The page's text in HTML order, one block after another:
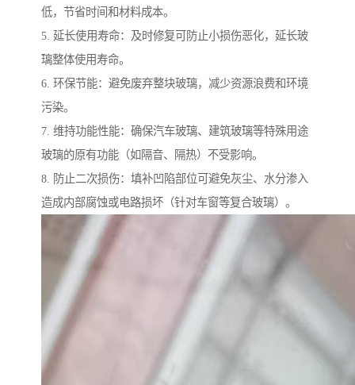
低，节省时间和材料成本。
5. 延长使用寿命：及时修复可防止小损伤恶化，延长玻
璃整体使用寿命。
6. 环保节能：避免废弃整块玻璃，减少资源浪费和环境
污染。
7. 维持功能性能：确保汽车玻璃、建筑玻璃等特殊用途
玻璃的原有功能（如隔音、隔热）不受影响。
8. 防止二次损伤：填补凹陷部位可避免灰尘、水分渗入
造成内部腐蚀或电路损坏（针对车窗等复合玻璃）。